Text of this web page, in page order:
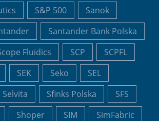
S&P 500
Sanok
Santander Bank Polska
Fluidics SCP
SCPFL
SEK Seko
SEL
Selvita Sfinks Polska
SFS
Shoper SIM
SimFabric